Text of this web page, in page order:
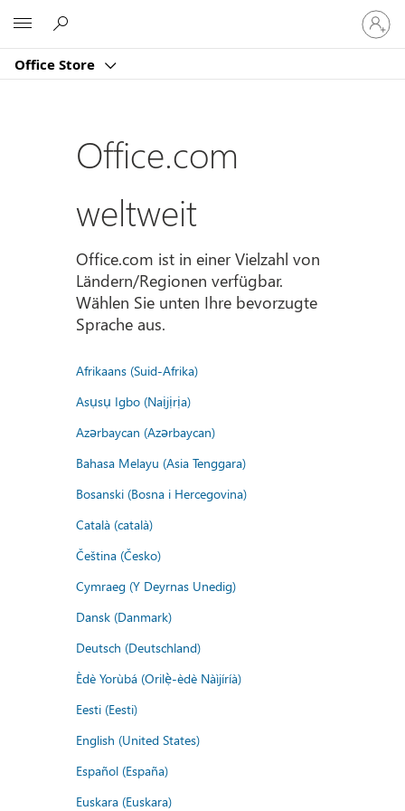
Office Store
Bei
Ihrem
Konto
Office.com
weltweit
Office.com ist in einer Vielzahl von
Ländern/Regionen verfügbar.
Wählen Sie unten Ihre bevorzugte
Sprache aus.
Afrikaans (Suid-Afrika)
Asụsụ Igbo (Naịjịrịa)
Azərbaycan (Azərbaycan)
Bahasa Melayu (Asia Tenggara)
Bosanski (Bosna i Hercegovina)
Català (català)
Čeština (Česko)
Cymraeg (Y Deyrnas Unedig)
Dansk (Danmark)
Deutsch (Deutschland)
Èdè Yorùbá (Orilẹ̀-èdè Nàìjíríà)
Eesti (Eesti)
English (United States)
Español (España)
Euskara (Euskara)